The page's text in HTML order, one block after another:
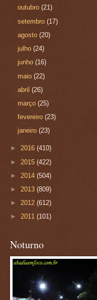
outubro(21)
setembro(17)
agosto(20)
julho(24)
junho(16)
maio(22)
abril(26)
março(25)
fevereiro(23)
janeiro(23)
► 2016 (410)
► 2015 (422)
► 2014 (504)
► 2013 (809)
► 2012 (612)
► 2011 (101)
Noturno